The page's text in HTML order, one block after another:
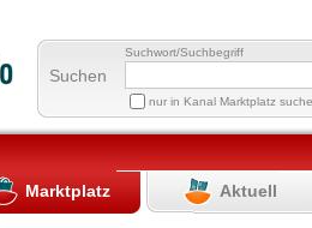
Suchen
Suchwort/Suchbegriff
nur in Kanal Marktplatz
Marktplatz Aktuell